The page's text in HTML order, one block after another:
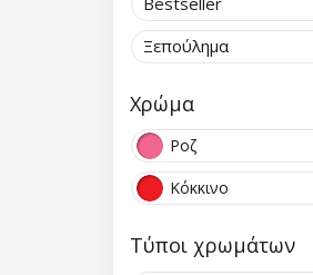
Ξεπούλημα
Χρώμα
Ροζ
Κόκκινο
Τύποι χρωμάτων